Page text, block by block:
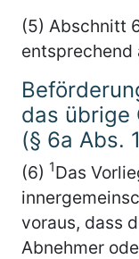
(5) Abschnitt
entsprechend
das übrige
(§ 6a Abs.
(6) 1Das
voraus, dass
Abnehmer